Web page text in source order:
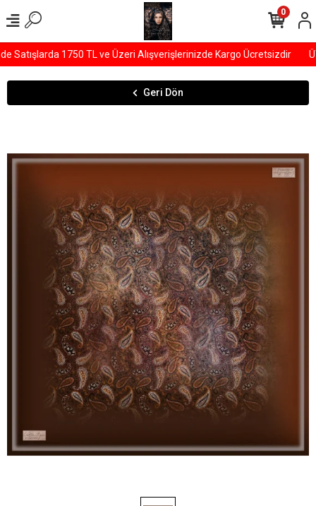
1750 TL ve Üzeri Alışverişlerinizde Kargo Ücretsizdir
0
Geri Dön